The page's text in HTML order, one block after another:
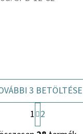
L
3 BETÖLTÉSE
L
A
P
1 2